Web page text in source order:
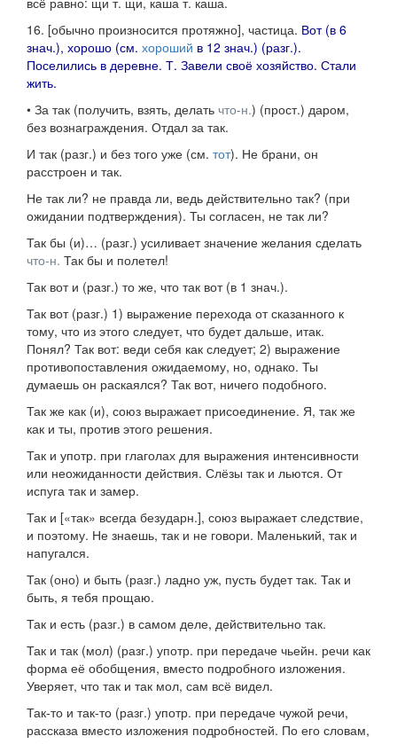
16. [обычно произносится протяжно], частица. Вот (в 6
знач.), хорошо (см. хороший в 12 знач.) (разг.).
Поселились в деревне. Т. Завели своё хозяйство. Стали
жить.
• За так (получить, взять, делать что-н.) (прост.) даром,
без вознаграждения. Отдал за так.
И так (разг.) и без того уже (см. тот). Не брани, он
расстроен и так.
Не так ли? не правда ли, ведь действительно так? (при
ожидании подтверждения). Ты согласен, не так ли?
Так бы (и)… (разг.) усиливает значение желания сделать
что-н. Так бы и полетел!
Так вот и (разг.) то же, что так вот (в 1 знач.).
Так вот(разг.) 1) выражение перехода от сказанного к
тому, что из этого следует, что будет дальше, итак.
Понял? Так вот: веди себя как следует; 2) выражение
противопоставления ожидаемому, но, однако. Ты
думаешь он раскаялся? Так вот, ничего подобного.
Так же как (и), союз выражает присоединение. Я, так же
как и ты, против этого решения.
Так и употр. при глаголах для выражения интенсивности
или неожиданности действия. Слёзы так и льются. От
испуга так и замер.
Так и [«так» всегда безударн.], союз выражает следствие,
и поэтому. Не знаешь, так и не говори. Маленький, так и
напугался.
Так (оно) и быть (разг.) ладно уж, пусть будет так. Так и
быть, я тебя прощаю.
Так и есть (разг.) в самом деле, действительно так.
Так и так (мол) (разг.) употр. при передаче чьейн. речи как
форма её обобщения, вместо подробного изложения.
Уверяет, что так и так мол, сам всё видел.
Так-то и так-то (разг.) употр. при передаче чужой речи,
рассказа вместо изложения подробностей. По его словам,